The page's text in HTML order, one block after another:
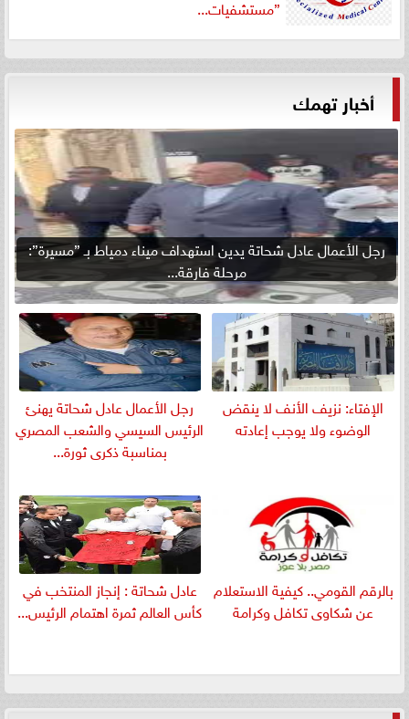
”مستشفيات...
أخبار تهمك
رجل الأعمال عادل شحاتة يدين استهداف ميناء دمياط بـ ”مسيرة”:
مرحلة فارقة...
الإفتاء: نزيف الأنف لا ينقض
الوضوء ولا يوجب إعادته
رجل الأعمال عادل شحاتة يهنئ
الرئيس السيسي والشعب المصري
بمناسبة ذكرى ثورة...
بالرقم القومي.. كيفية الاستعلام
عن شكاوى تكافل وكرامة
عادل شحاتة : إنجاز المنتخب في
كأس العالم ثمرة اهتمام الرئيس...